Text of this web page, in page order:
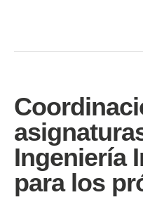
Ingeniería
para los